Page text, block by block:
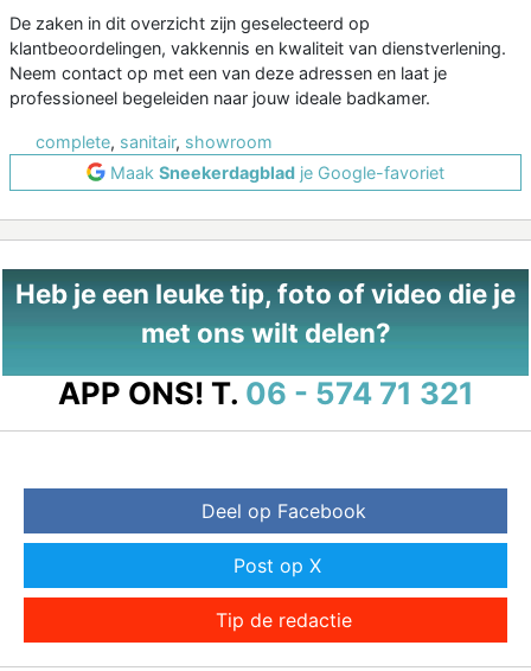
De zaken in dit overzicht zijn geselecteerd op
klantbeoordelingen, vakkennis en kwaliteit van dienstverlening.
Neem contact op met een van deze adressen en laat je
professioneel begeleiden naar jouw ideale badkamer.
complete, sanitair, showroom
Maak Sneekerdagblad je Google-favoriet
Heb je een leuke tip, foto of video die je
met ons wilt delen?
APP ONS! T. 06 - 574 71 321
Deel op Facebook
Post op X
Tip de redactie